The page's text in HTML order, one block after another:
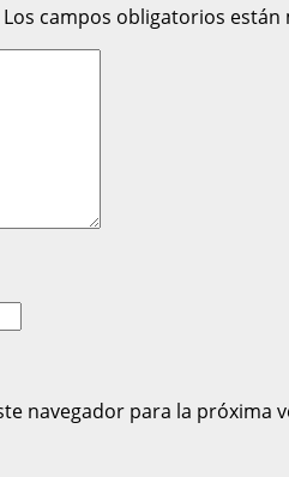
Los campos obligatorios están
navegador para la próxima